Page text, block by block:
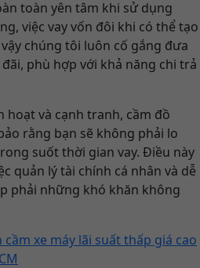
toàn yên tâm khi sử dụng
việc vay vốn đôi khi có thể tạo
chúng tôi luôn cố gắng đưa
phù hợp với khả năng chi trả
hoạt và cạnh tranh, cầm đồ
rằng bạn sẽ không phải lo
suốt thời gian vay. Điều này
quản lý tài chính cá nhân và dễ
phải những khó khăn không
cầm xe máy lãi suất thấp giá cao